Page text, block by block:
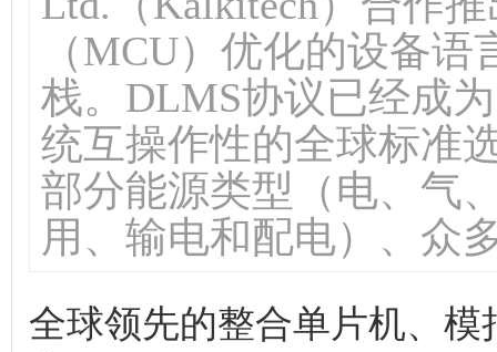
（MCU）优化的设备
栈。DLMS协议已经成
统互操作性的全球标准
部分能源类型（电、气
用、输电和配电）、众
全球领先的整合单片机、